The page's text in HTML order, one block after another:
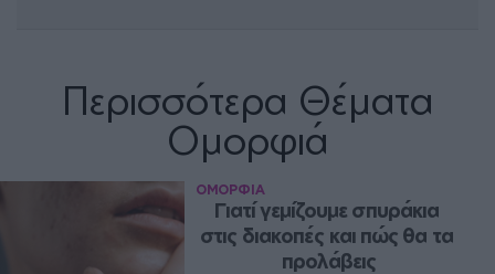
Περισσότερα Θέματα
Ομορφιά
ΟΜΟΡΦΙΑ
Γιατί γεμίζουμε σπυράκια
στις διακοπές και πώς θα τα
προλάβεις